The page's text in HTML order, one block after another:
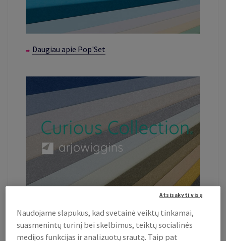
Daugiau apie Pop'Set
Daugiau apie Curious Collection
Naudojame slapukus, kad svetainė veiktų tinkamai,
suasmenintų turinį bei skelbimus, teiktų socialinės
medijos funkcijas ir analizuotų srautą. Taip pat
Atsisakyti visų